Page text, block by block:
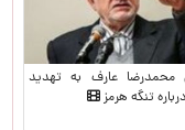
محمدرضا عارف به تهدید
تنگه هرمز